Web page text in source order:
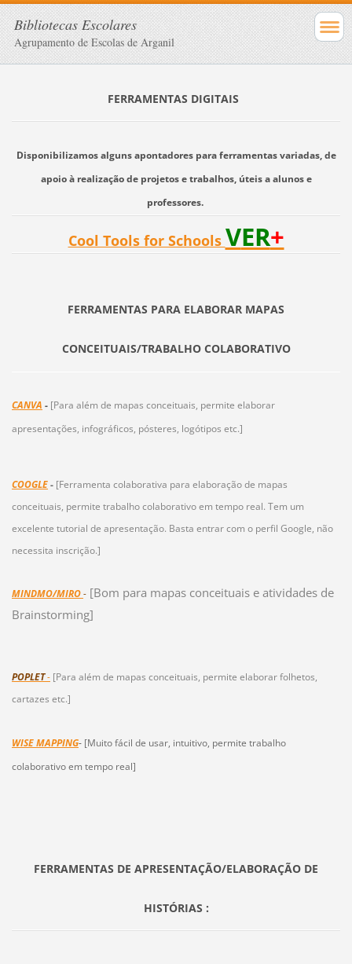
Bibliotecas Escolares
Agrupamento de Escolas de Arganil
FERRAMENTAS DIGITAIS
Disponibilizamos alguns apontadores para ferramentas variadas, de
apoio à realização de projetos e trabalhos, úteis a alunos e
professores.
Cool Tools for Schools VER+
FERRAMENTAS PARA ELABORAR MAPAS
CONCEITUAIS/TRABALHO COLABORATIVO
CANVA - [Para além de mapas conceituais, permite elaborar
apresentações, infográficos, pósteres, logótipos etc.]
COOGLE- [Ferramenta colaborativa para elaboração de mapas
conceituais, permite trabalho colaborativo em tempo real. Tem um
excelente tutorial de apresentação. Basta entrar com o perfil Google, não
necessita inscrição.]
MINDMO/MIRO- [Bom para mapas conceituais e atividades de
Brainstorming]
POPLET- [Para além de mapas conceituais, permite elaborar folhetos,
cartazes etc.]
WISE MAPPING- [Muito fácil de usar, intuitivo, permite trabalho
colaborativo em tempo real]
FERRAMENTAS DE APRESENTAÇÃO/ELABORAÇÃO DE
HISTÓRIAS :